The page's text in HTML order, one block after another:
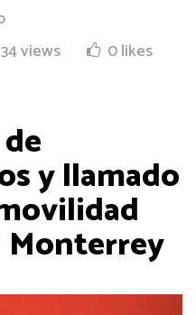
views 0 likes
y llamado